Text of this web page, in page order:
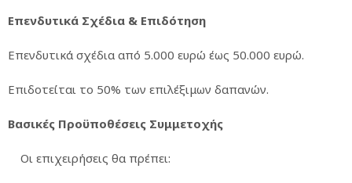
Επενδυτικά Σχέδια & Επιδότηση
Επενδυτικά σχέδια από 5.000 ευρώ έως 50.000 ευρώ.
Επιδοτείται το 50% των επιλέξιμων δαπανών.
Βασικές Προϋποθέσεις Συμμετοχής
Οι επιχειρήσεις θα πρέπει: